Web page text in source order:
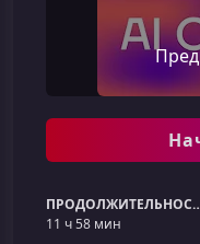
11 ч 58 мин